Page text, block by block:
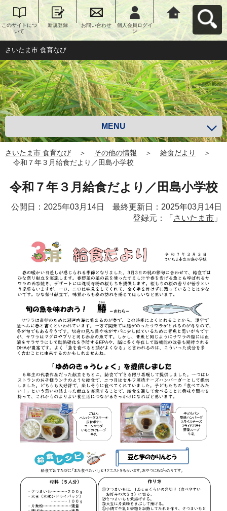
このサイトにつ
いて
新規登録 お問い合わせ
個人会員ログイ
ン
さいたま市 食育
なびへ戻る
さいたま市 食育なび
MENU
さいたま市 食育なび ＞ その他の情報 ＞ 給食だより
＞
令和７年３月給食だより／田島小学校
令和７年３月給食だより／田島小学校
公開日：2025年03月14日 最終更新日：2025年03月14日
登録元：「 さいたま市 」